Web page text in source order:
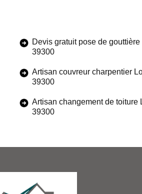
Devis gratuit pose de
39300
Artisan couvreur charpentier
39300
Artisan changement de toiture
39300